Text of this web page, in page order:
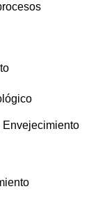
Envejecimiento